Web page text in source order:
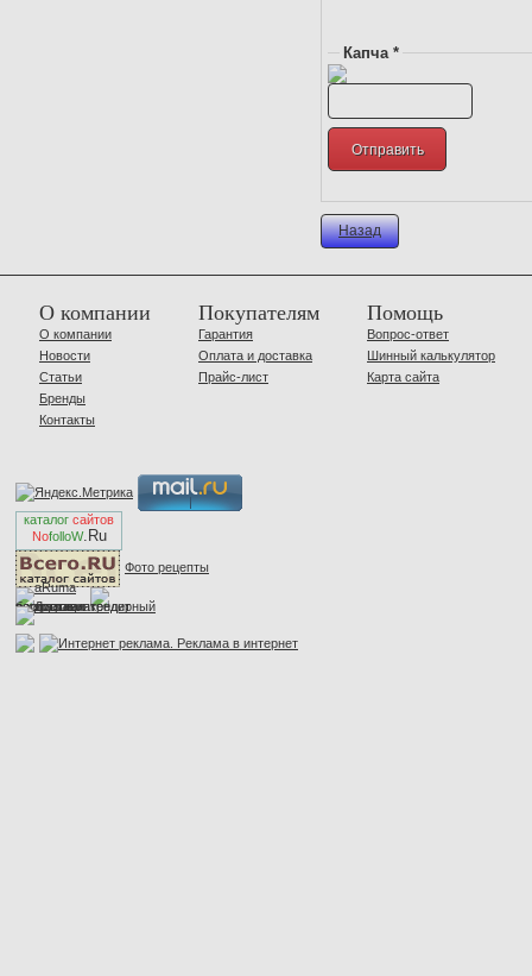
Капча *
Назад
О компании
О компании
Новости
Статьи
Бренды
Контакты
Покупателям
Гарантия
Оплата и доставка
Прайс-лист
Помощь
Вопрос-ответ
Шинный калькулятор
Карта сайта
каталог сайтов
NofolloW.Ru
Фото рецепты